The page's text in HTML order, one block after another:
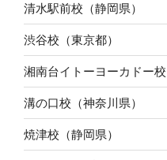
清水駅前校（静岡県）
渋谷校（東京都）
湘南台イトーヨーカドー校
溝の口校（神奈川県）
焼津校（静岡県）